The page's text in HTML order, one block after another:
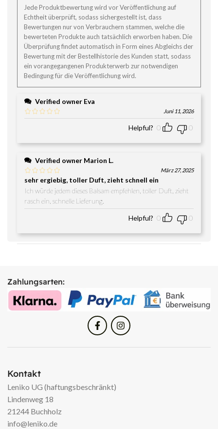
Jede Produktbewertung wird vor Veröffentlichung auf
Echtheit überprüft, sodass sichergestellt ist, dass
Bewertungen nur von Verbrauchern stammen, welche die
bewerteten Produkte auch tatsächlich erworben haben. Die
Überprüfung findet automatisch in Form eines Abgleichs der
Bewertung mit der Bestellhistorie des Kunden statt, sodass
ein vorangegangenen Produkterwerb zur notwendigen
Bedingung für die Veröffentlichung wird.
Verified owner Eva
Juni 11, 2026
Helpful? 0 0
Verified owner Marion L.
März 27, 2025
sehr ergiebig, toller Duft, zieht schnell ein
Ich würde jedem dieses Balsam empfehlen, toller Duft, zieht
rasch ein, schnelle Lieferung.
Helpful? 0 0
Zahlungsarten:
Kontakt
Leniko UG (haftungsbeschränkt)
Lindenweg 18
21244 Buchholz
info@leniko.de